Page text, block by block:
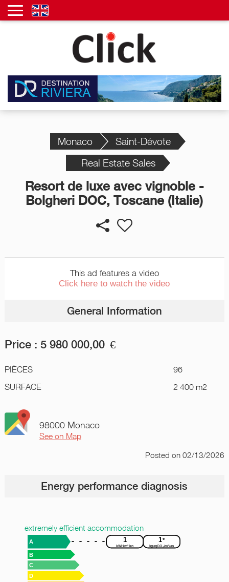
Monaco
Saint-Dévote
Real Estate Sales
Resort de luxe avec vignoble -
Bolgheri DOC, Toscane (Italie)
This ad features a video
Click here to watch the video
General Information
Price : 5 980 000,00 €
PIÈCES
96
SURFACE
2 400 m2
98000 Monaco
See on Map
Postedon 02/13/2026
Energy performance diagnosis
extremely efficient accommodation
1*
kgeqCO₂/m²/an
1
kWH/m²/an
A
B
C
D